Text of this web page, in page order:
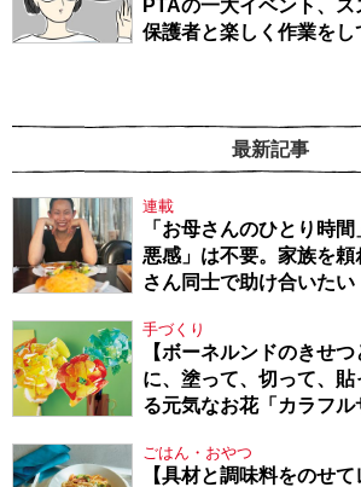
PTAの一大イベント、ス
保護者と楽しく作業を
最新記事
連載
「お母さんのひとり時
悪感」は不要。家族を
さん同士で助け合いた
手づくり
【ボーネルンドのきせ
に、塗って、切って、
る元気なお花「カラフ
ごはん・おやつ
【具材と調味料をのせ